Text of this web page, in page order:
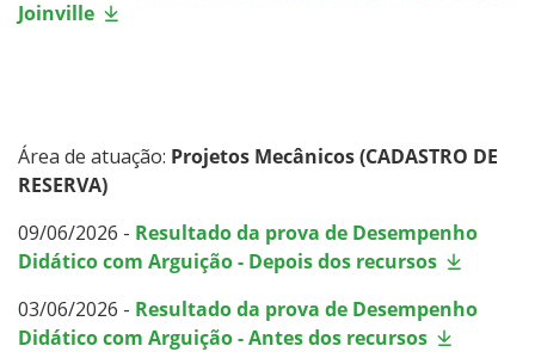
Joinville
Área de atuação: Projetos Mecânicos (CADASTRO DE
RESERVA)
09/06/2026 - Resultado da prova de Desempenho
Didático com Arguição - Depois dos recursos
03/06/2026 - Resultado da prova de Desempenho
Didático com Arguição - Antes dos recursos